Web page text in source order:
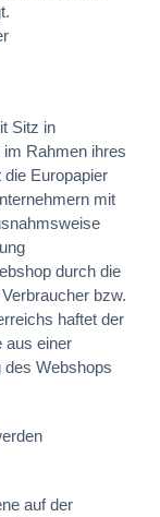
Sitz in
Rahmen ihres
Europapier
mit
durch die
bzw.
haftet der
aus einer
Webshops
auf der